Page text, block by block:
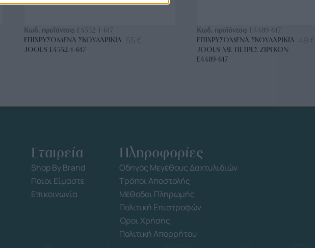
Κωδ. προϊόντος: E4552-1-617
ΕΠΙΧΡΥΣΩΜΈΝΑ ΣΚΟΥΛΑΡΊΚΙΑ
JOOLS E4552-1-617
Κωδ. προϊόντος: E4489-617
ΕΠΙΧΡΥΣΩΜΈΝΑ ΣΚΟΥΛΑΡΊΚΙΑ
JOOLS ΜΕ ΠΈΤΡΕΣ ΖΙΡΓΚΌΝ
E4489-617
Εταιρεία
Shop By Brand
Ποιοι Είμαστε
Επικοινωνία
Πληροφορίες
Οδηγός Μεγέθους Δαχτυλιδιών
Τρόποι Αποστολής
Μέθοδοι Πληρωμής
Πολιτική Επιστροφών
Όροι Χρήσης
Πολιτική Απορρήτου